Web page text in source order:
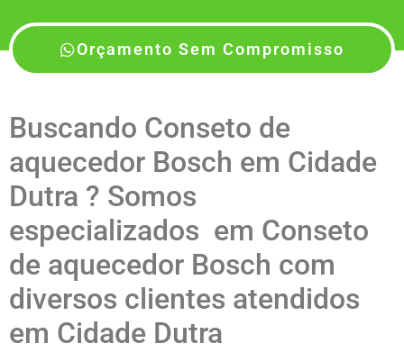
Orçamento Sem Compromisso
Buscando Conseto de
aquecedor Bosch em Cidade
Dutra ? Somos
especializados em Conseto
de aquecedor Bosch com
diversos clientes atendidos
em Cidade Dutra